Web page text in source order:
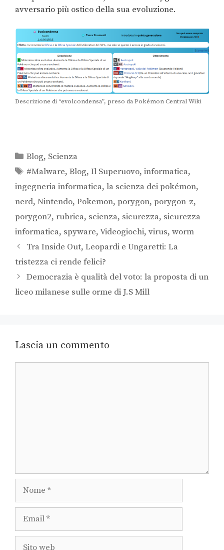
avversario più ostico della sua evoluzione.
Descrizione di “evolcondensa”, preso da Pokémon Central Wiki
Blog, Scienza
#Malware,Blog,Il Superuovo,informatica,
ingegneria informatica, la scienza dei pokémon,
nerd, Nintendo, Pokemon, porygon, porygon-z,
porygon2, rubrica, scienza, sicurezza, sicurezza
informatica, spyware,Videogiochi, virus, worm
Tra Inside Out, Leopardi e Ungaretti: La
tristezza ci rende felici?
Democrazia è qualità del voto: la proposta di un
liceo milanese sulle orme di J.S Mill
Lascia un commento